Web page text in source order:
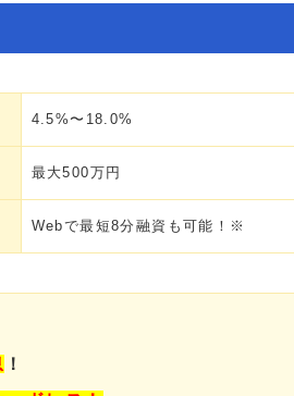
4.5%〜18.0%
最大500万円
Webで最短8分融資も可能！※
！